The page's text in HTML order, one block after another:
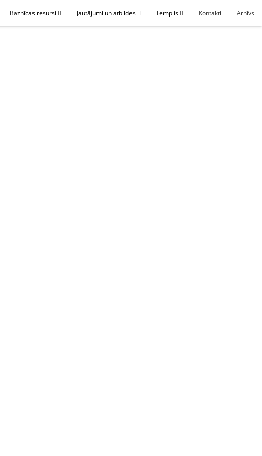
Baznīcas resursi Jautājumi un atbildes Templis Kontakti Arhīvs